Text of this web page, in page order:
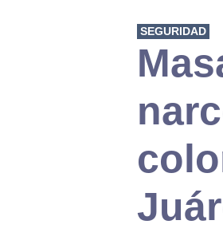
SEGURIDAD